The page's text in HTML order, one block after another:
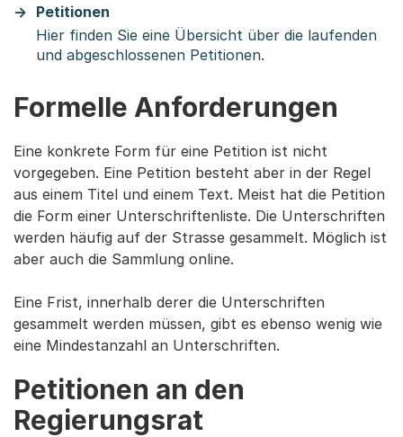
Petitionen
Hier finden Sie eine Übersicht über die laufenden
und abgeschlossenen Petitionen.
Formelle Anforderungen
Eine konkrete Form für eine Petition ist nicht
vorgegeben. Eine Petition besteht aber in der Regel
aus einem Titel und einem Text. Meist hat die Petition
die Form einer Unterschriftenliste. Die Unterschriften
werden häufig auf der Strasse gesammelt. Möglich ist
aber auch die Sammlung online.
Eine Frist, innerhalb derer die Unterschriften
gesammelt werden müssen, gibt es ebenso wenig wie
eine Mindestanzahl an Unterschriften.
Petitionen an den
Regierungsrat